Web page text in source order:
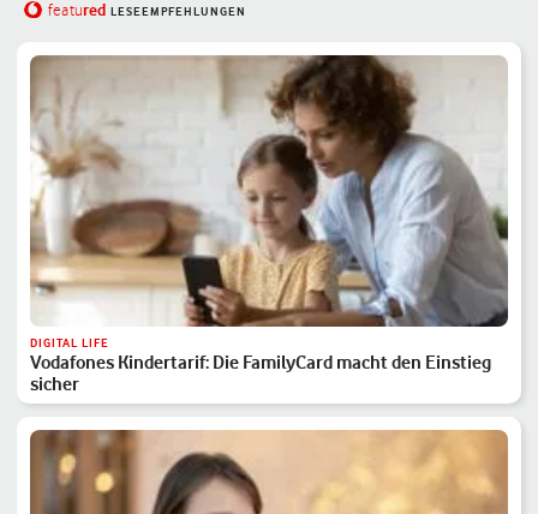
featured LESEEMPFEHLUNGEN
DIGITAL LIFE
Vodafones Kindertarif: Die FamilyCard macht den Einstieg
sicher